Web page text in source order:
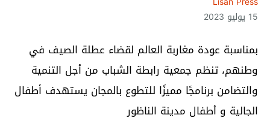
15 يوليو 2023
بمناسبة عودة مغاربة العالم لقضاء عطلة الصيف في
وطنهم، تنظم جمعية رابطة الشباب من أجل التنمية
والتضامن برنامجًا مميزًا للتطوع بالمجان يستهدف أطفال
الجالية و أطفال مدينة الناظور